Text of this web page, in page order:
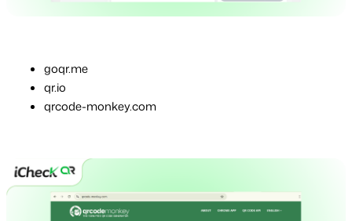
goqr.me
qr.io
qrcode-monkey.com